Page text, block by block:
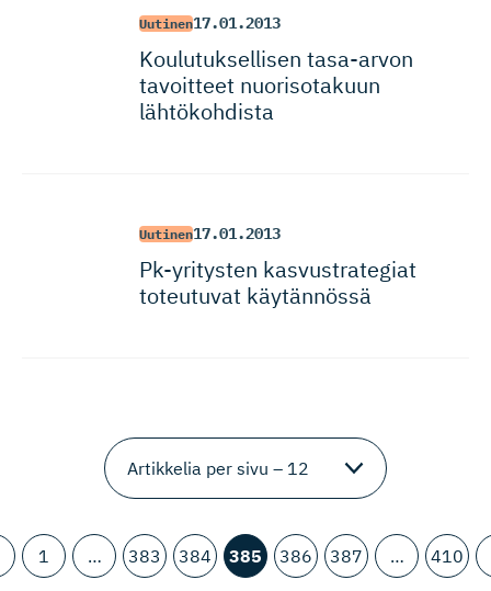
Uutinen17.01.2013
Koulutuksellisen tasa-arvon
tavoitteet nuorisotakuun
lähtökohdista
Uutinen17.01.2013
Pk-yritysten kasvustra­tegiat
toteutuvat käytännössä
1 … 383 384 385 386 387 … 410